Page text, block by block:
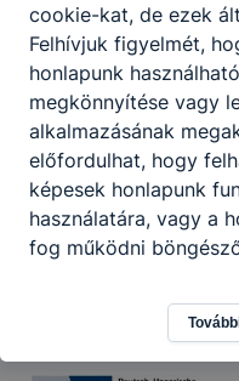
cookie-kat, de ezek
Felhívjuk figyelmét,
honlapunk
megkönnyítése vagy
alkalmazásának
előfordulhat, hogy
képesek honlapunk
használatára, vagy a
fog működni